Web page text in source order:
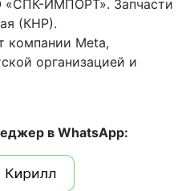
ИМПОРТ». Запчасти
(КНР).
компании Meta,
организацией и
в WhatsApp: